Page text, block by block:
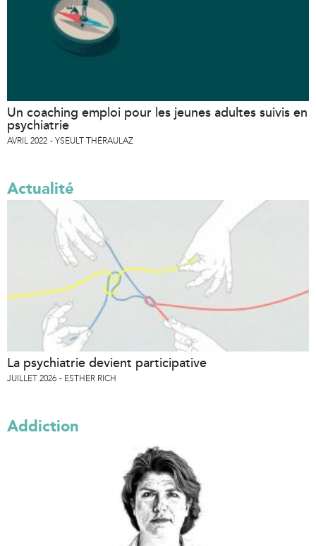
n
a
Un coaching emploi pour les jeunes adultes suivis en
psychiatrie
AVRIL 2022 YSEULT THÉRAULAZ
Actualité
La psychiatrie devient participative
JUILLET 2026 ESTHER RICH
Addiction